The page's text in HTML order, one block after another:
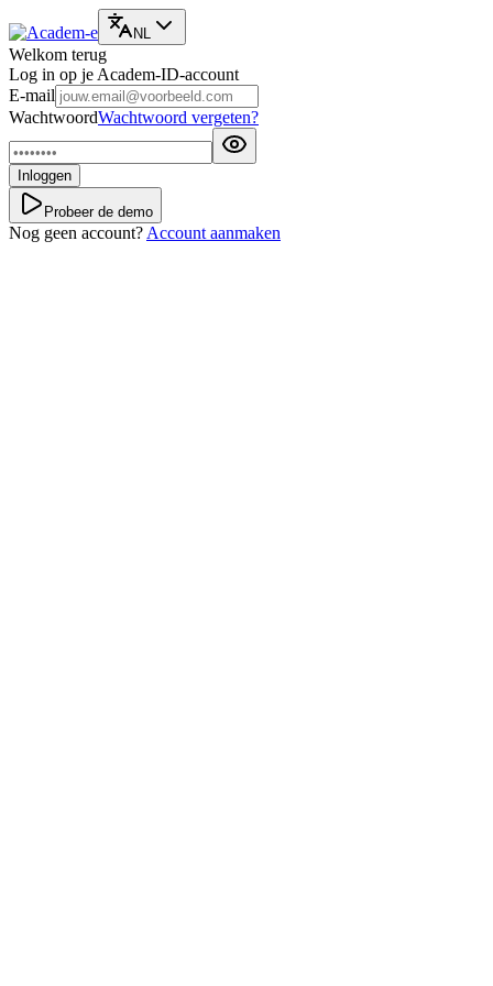
NL
Welkom terug
Log in op je Academ-ID-account
E-mail
WachtwoordWachtwoord vergeten?
Inloggen
Probeer de demo
Nog geen account? Account aanmaken